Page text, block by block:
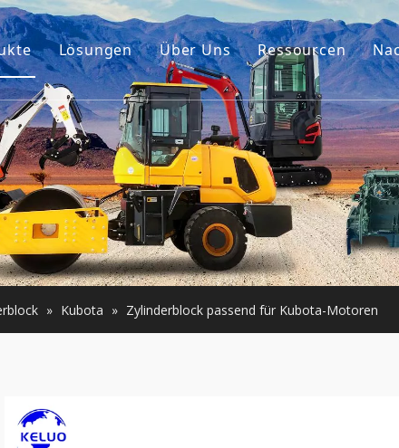
Baumaschinen
Motor
Maschinen
Lösungen Über Uns
Unsere Geschichte
Unser Vorteil
Ressourcen
Führer
FAQ
Videos
» Kubota » Zylinderblock passend für Kubota-Motoren